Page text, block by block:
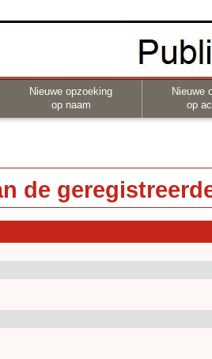
Nieuwe opzoeking
op naam
Nieuwe
op
de